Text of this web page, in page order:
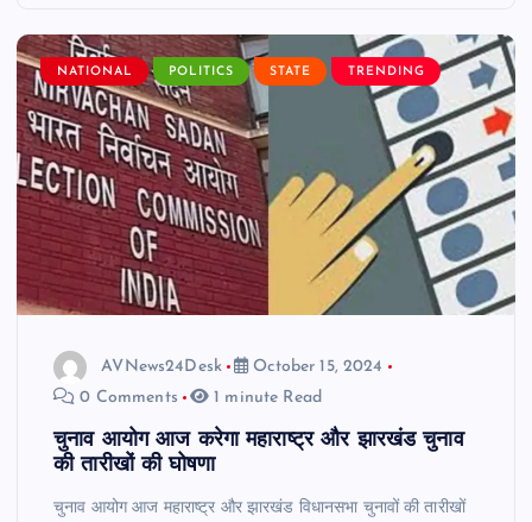
NATIONAL POLITICS STATE TRENDING
AVNews24Desk
October 15, 2024
0 Comments
1 minute Read
चुनाव आयोग आज करेगा महाराष्ट्र और झारखंड चुनाव
की तारीखों की घोषणा
चुनाव आयोग आज महाराष्ट्र और झारखंड विधानसभा चुनावों की तारीखों